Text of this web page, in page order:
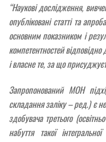
“Наукові дослідження,
опубліковані статті та
основним показником і
компетентностей відповідно
і власне те, за що
Запропонований МОН
складання заліку – ред.) є
здобувача третього
набуття такої